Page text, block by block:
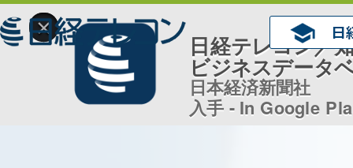
×
日経テレコン／
ビジネスデータ
日本経済新聞社
入手 - In Google